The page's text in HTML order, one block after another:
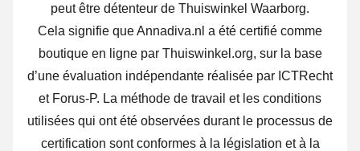
peut être détenteur de Thuiswinkel Waarborg.
Cela signifie que Annadiva.nl a été certifié comme
boutique en ligne par Thuiswinkel.org, sur la base
d’une évaluation indépendante réalisée par ICTRecht
et Forus-P. La méthode de travail et les conditions
utilisées qui ont été observées durant le processus de
certification sont conformes à la législation et à la